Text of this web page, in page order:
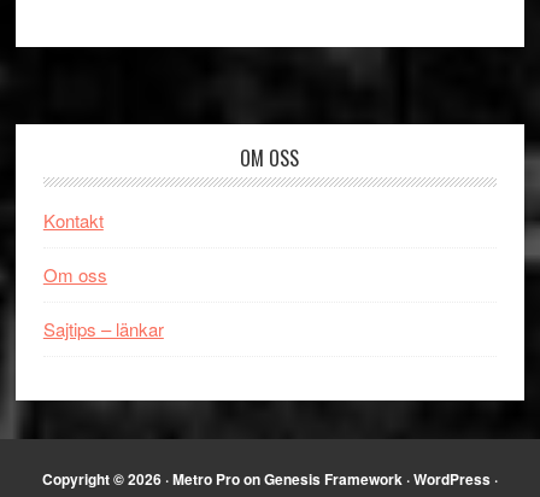
OM OSS
Kontakt
Om oss
Sajtips – länkar
Copyright © 2026 ·Metro ProonGenesis Framework ·WordPress ·